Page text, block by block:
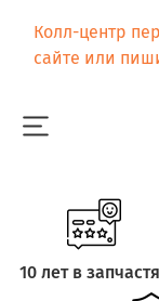
Колл-центр
сайте или
10 лет в